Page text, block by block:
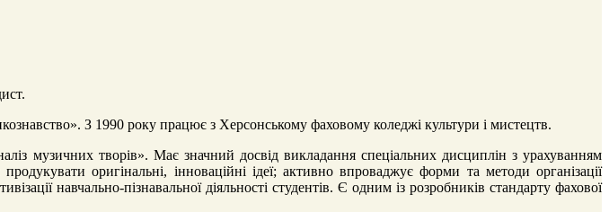
З 1990 року працює з Херсонському фаховому коледжі культури і мистецтв.
музичних творів». Має значний досвід викладання спеціальних дисциплін з урахуванням
оригінальні, інноваційні ідеї; активно впроваджує форми та методи організації
навчально-пізнавальної діяльності студентів. Є одним із розробників стандарту фахової